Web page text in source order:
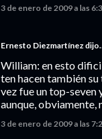
3 de enero de 2009 a las
Ernesto Diezmartínez
William: en esto
ten hacen también
vez fue un top-seven
aunque, obviamente,
3 de enero de 2009 a las